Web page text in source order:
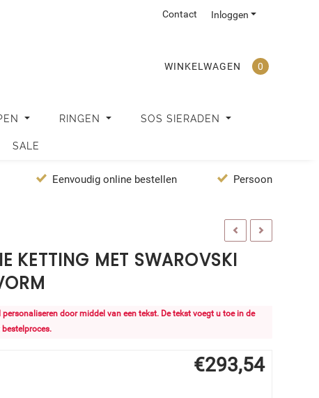
Inloggen
Contact
WINKELWAGEN 0
RINGEN SOS SIERADEN
SALE
Eenvoudig online bestellen Persoonlijke
KETTING MET SWAROVSKI
personaliseren door middel van een tekst. De tekst voegt u toe in de
€293,54